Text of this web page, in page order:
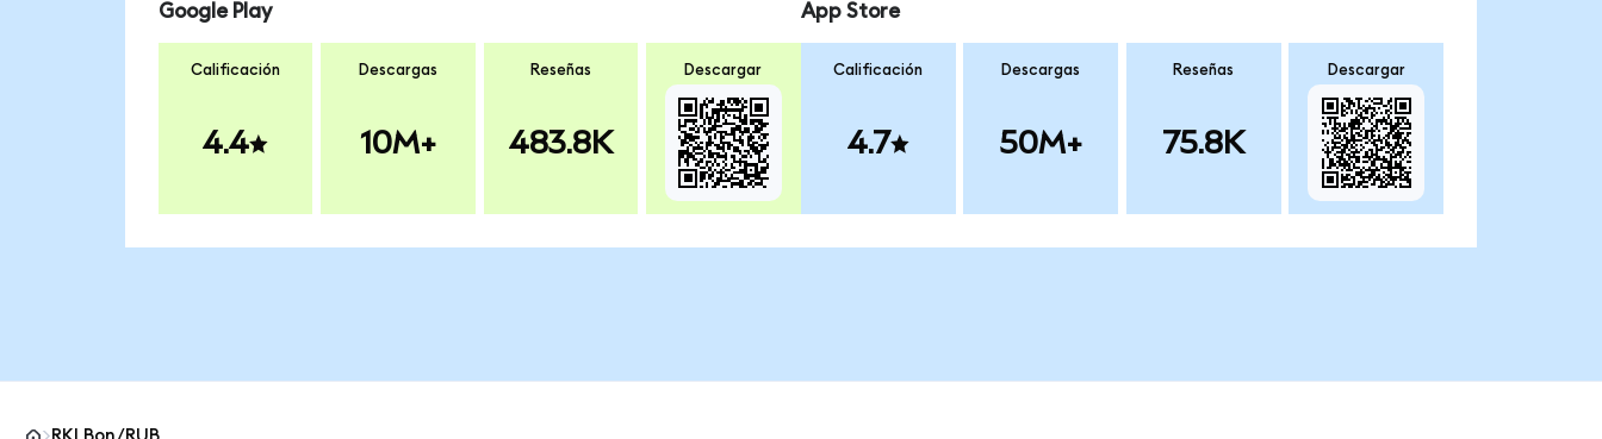
Google Play
Calificación
4.4
Descargas
10M+
Reseñas
483.8K
Descargar
App Store
Calificación
4.7
Descargas
50M+
Reseñas
75.8K
Descargar